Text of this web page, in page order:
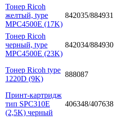
Тонер Ricoh
желтый, type
MPC4500E (17K)
842035/884931
Тонер Ricoh
черный, type
MPC4500E (23K)
842034/884930
Тонер Ricoh tуре
1220D (9K)
888087
Принт-картридж
тип SPC310E
(2,5K) черный
406348/407638